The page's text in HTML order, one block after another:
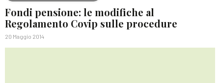
Fondi pensione: le modifiche al
Regolamento Covip sulle procedure
20 Maggio 2014